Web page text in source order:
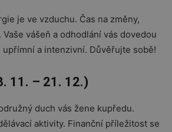
je ve vzduchu. Čas na změny,
vášeň a odhodlání vás dovedou
a intenzivní. Důvěřujte sobě!
11. – 21. 12.)
duch vás žene kupředu.
aktivity. Finanční příležitost se